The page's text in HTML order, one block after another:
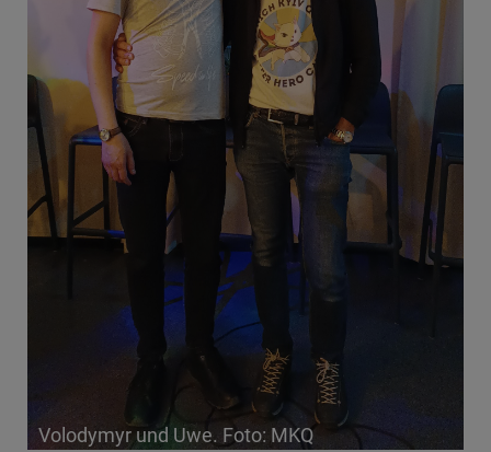
Volodymyr und Uwe. Foto: MKQ